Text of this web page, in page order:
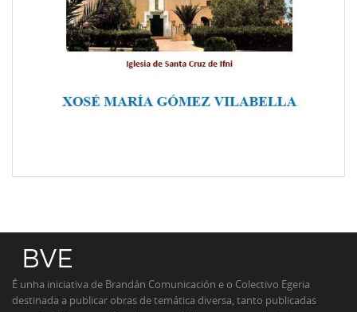
É unha iniciativa de Brandán Comunicación e o Colectivo Egeria
destinada a publicar obras de temática diversa, tanto publicadas